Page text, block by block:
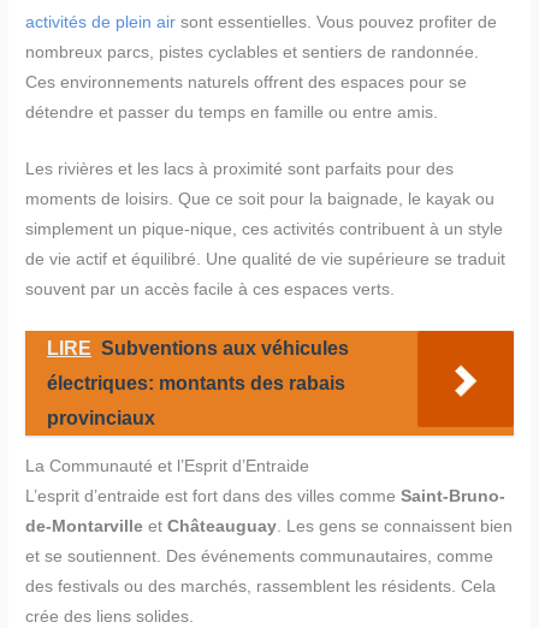
activités de plein air sont essentielles. Vous pouvez profiter de
nombreux parcs, pistes cyclables et sentiers de randonnée.
Ces environnements naturels offrent des espaces pour se
détendre et passer du temps en famille ou entre amis.
Les rivières et les lacs à proximité sont parfaits pour des
moments de loisirs. Que ce soit pour la baignade, le kayak ou
simplement un pique-nique, ces activités contribuent à un style
de vie actif et équilibré. Une qualité de vie supérieure se traduit
souvent par un accès facile à ces espaces verts.
LIRE Subventions aux véhicules
électriques: montants des rabais
provinciaux
La Communauté et l’Esprit d’Entraide
L’esprit d’entraide est fort dans des villes commeSaint-Bruno-
de-Montarville etChâteauguay. Les gens se connaissent bien
et se soutiennent. Des événements communautaires, comme
des festivals ou des marchés, rassemblent les résidents. Cela
crée des liens solides.